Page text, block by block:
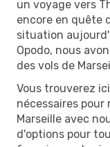
un voyage vers
encore en quête
situation
Opodo, nous
des vols de
Vous trouverez
nécessaires
Marseille avec
d'options pour